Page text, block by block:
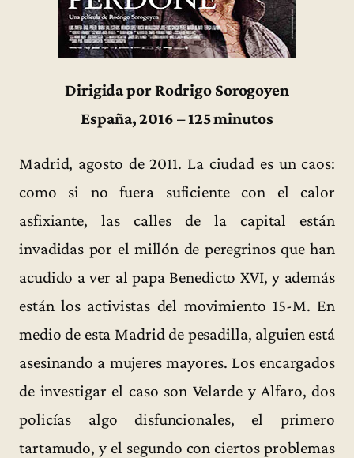
Dirigida por Rodrigo Sorogoyen
España, 2016 – 125 minutos
Madrid, agosto de 2011. La ciudad es un caos:
como si no fuera suficiente con el calor
asfixiante, las calles de la capital están
invadidas por el millón de peregrinos que han
acudido a ver al papa Benedicto XVI, y además
están los activistas del movimiento 15-M. En
medio de esta Madrid de pesadilla, alguien está
asesinando a mujeres mayores. Los encargados
de investigar el caso son Velarde y Alfaro, dos
policías algo disfuncionales, el primero
tartamudo, y el segundo con ciertos problemas